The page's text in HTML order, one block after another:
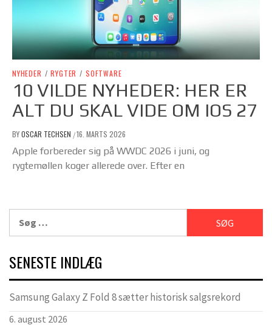
NYHEDER / RYGTER / SOFTWARE
10 VILDE NYHEDER: HER ER
ALT DU SKAL VIDE OM IOS 27
BYOSCAR TECHSEN /16. MARTS 2026
Apple forbereder sig på WWDC 2026 i juni, og
rygtemøllen koger allerede over. Efter en
efter:
SENESTE INDLÆG
Samsung Galaxy Z Fold 8 sætter historisk salgsrekord
6. august 2026